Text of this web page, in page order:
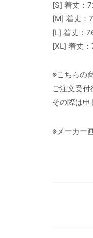
[S] 着丈：
[M] 着丈：
[L] 着丈：
[XL] 着丈
※こちらの
ご注文受
その際は申
※メーカー